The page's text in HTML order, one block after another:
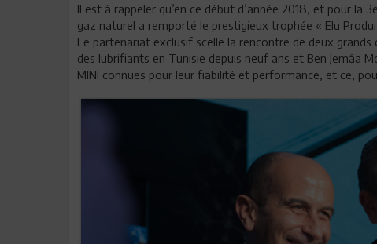
Il est à rappeler qu’en ce début d’année 2018, et pour la
gaz naturel a remporté le prestigieux trophée « Elu
Le partenariat exclusif scelle la rencontre de deux
des lubrifiants en Tunisie depuis neuf ans et Ben Jemâa
MINI connues pour leur fiabilité et performance, et ce,